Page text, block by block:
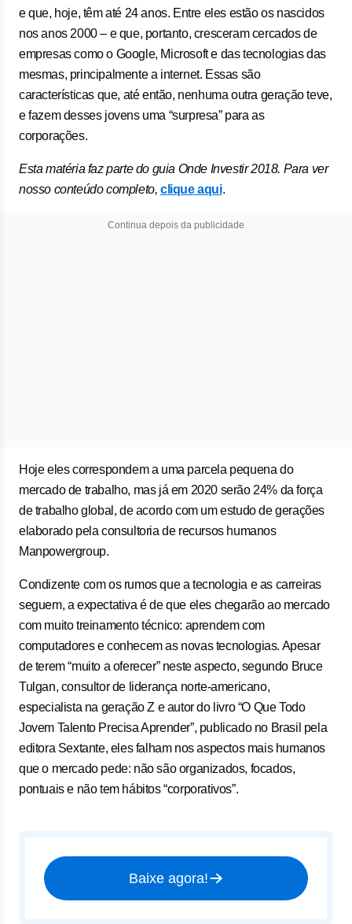
e que, hoje, têm até 24 anos. Entre eles estão os nascidos
nos anos 2000 – e que, portanto, cresceram cercados de
empresas como o Google, Microsoft e das tecnologias das
mesmas, principalmente a internet. Essas são
características que, até então, nenhuma outra geração teve,
e fazem desses jovens uma “surpresa” para as
corporações.
Esta matéria faz parte do guia Onde Investir 2018. Para ver
nosso conteúdo completo,clique aqui.
Continua depois da publicidade
Hoje eles correspondem a uma parcela pequena do
mercado de trabalho, mas já em 2020 serão 24% da força
de trabalho global, de acordo com um estudo de gerações
elaborado pela consultoria de recursos humanos
Manpowergroup.
Condizente com os rumos que a tecnologia e as carreiras
seguem, a expectativa é de que eles chegarão ao mercado
com muito treinamento técnico: aprendem com
computadores e conhecem as novas tecnologias. Apesar
de terem “muito a oferecer” neste aspecto, segundo Bruce
Tulgan, consultor de liderança norte-americano,
especialista na geração Z e autor do livro “O Que Todo
Jovem Talento Precisa Aprender”, publicado no Brasil pela
editora Sextante, eles falham nos aspectos mais humanos
que o mercado pede: não são organizados, focados,
pontuais e não tem hábitos “corporativos”.
Baixe agora!